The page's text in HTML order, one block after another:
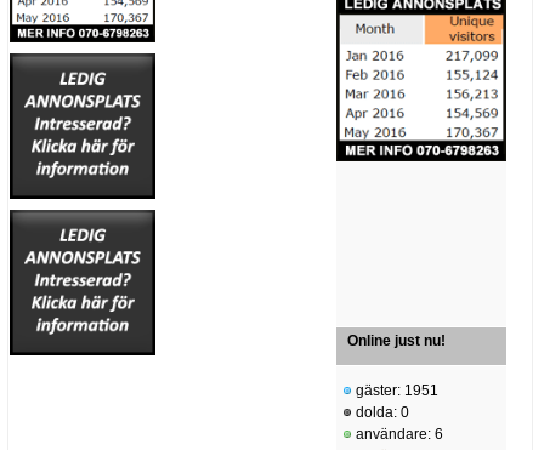
Online just nu!
gäster: 1951
dolda: 0
användare: 6